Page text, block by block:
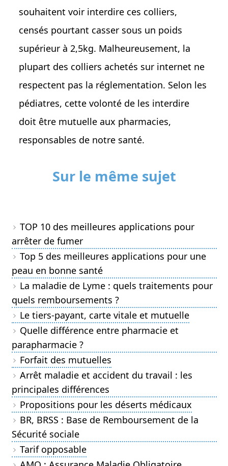
souhaitent voir interdire ces colliers,
censés pourtant casser sous un poids
supérieur à 2,5kg. Malheureusement, la
plupart des colliers achetés sur internet ne
respectent pas la réglementation. Selon les
pédiatres, cette volonté de les interdire
doit être mutuelle aux pharmacies,
responsables de notre santé.
Sur le même sujet
TOP 10 des meilleures applications pour
arrêter de fumer
Top 5 des meilleures applications pour une
peau en bonne santé
La maladie de Lyme : quels traitements pour
quels remboursements ?
Le tiers-payant, carte vitale et mutuelle
Quelle différence entre pharmacie et
parapharmacie ?
Forfait des mutuelles
Arrêt maladie et accident du travail : les
principales différences
Propositions pour les déserts médicaux
BR, BRSS : Base de Remboursement de la
Sécurité sociale
Tarif opposable